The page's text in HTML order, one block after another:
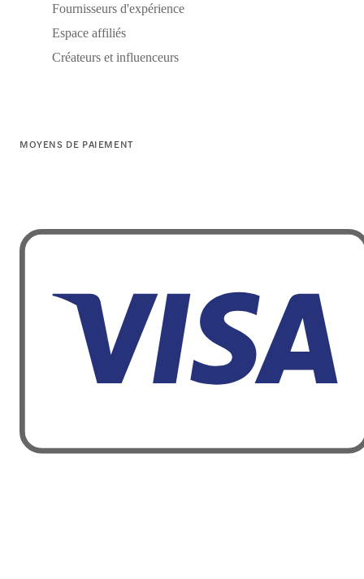
Fournisseurs d'expérience
Espace affiliés
Créateurs et influenceurs
MOYENS DE PAIEMENT